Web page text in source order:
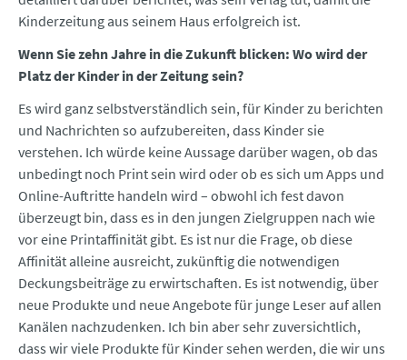
Kinderzeitung aus seinem Haus erfolgreich ist.
Wenn Sie zehn Jahre in die Zukunft blicken: Wo wird der
Platz der Kinder in der Zeitung sein?
Es wird ganz selbstverständlich sein, für Kinder zu berichten
und Nachrichten so aufzubereiten, dass Kinder sie
verstehen. Ich würde keine Aussage darüber wagen, ob das
unbedingt noch Print sein wird oder ob es sich um Apps und
Online-Auftritte handeln wird – obwohl ich fest davon
überzeugt bin, dass es in den jungen Zielgruppen nach wie
vor eine Printaffinität gibt. Es ist nur die Frage, ob diese
Affinität alleine ausreicht, zukünftig die notwendigen
Deckungsbeiträge zu erwirtschaften. Es ist notwendig, über
neue Produkte und neue Angebote für junge Leser auf allen
Kanälen nachzudenken. Ich bin aber sehr zuversichtlich,
dass wir viele Produkte für Kinder sehen werden, die wir uns